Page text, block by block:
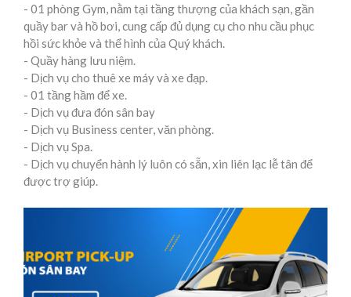
- 01 phòng Gym, nằm tại tầng thượng của khách sạn, gần
quầy bar và hồ bơi, cung cấp đủ dụng cụ cho nhu cầu phục
hồi sức khỏe và thể hình của Quý khách.
- Quầy hàng lưu niệm.
- Dịch vụ cho thuê xe máy và xe đạp.
- 01 tầng hầm để xe.
- Dịch vụ đưa đón sân bay
- Dịch vụ Business center, văn phòng.
- Dịch vụ Spa.
- Dịch vụ chuyển hành lý luôn có sẵn, xin liên lạc lễ tân để
được trợ giúp.